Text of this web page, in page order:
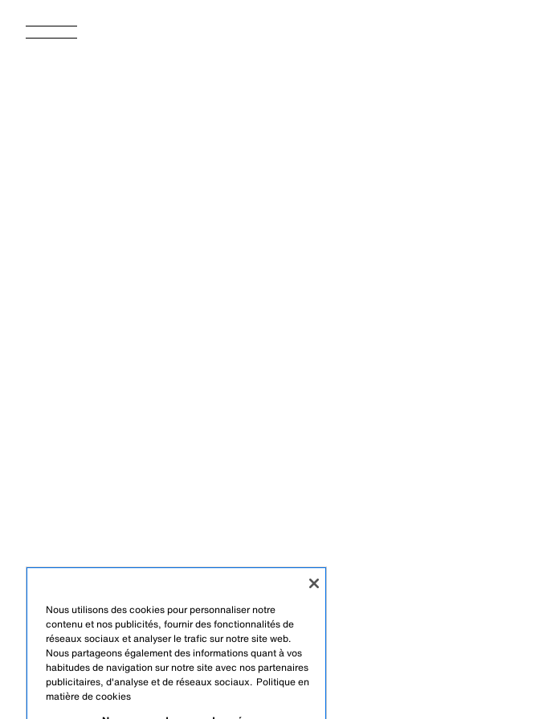
Nous utilisons des cookies pour personnaliser notre
contenu et nos publicités, fournir des fonctionnalités de
réseaux sociaux et analyser le trafic sur notre site web.
Nous partageons également des informations quant à vos
habitudes de navigation sur notre site avec nos partenaires
publicitaires, d'analyse et de réseaux sociaux. Politique en
matière de cookies